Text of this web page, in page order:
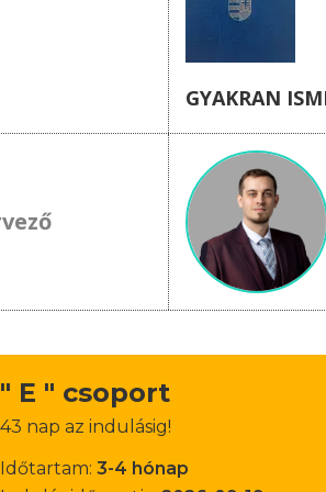
GYAKRAN
" E " csoport
43 nap az indulásig!
Időtartam: 3-4 hónap